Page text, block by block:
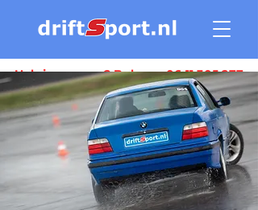
Heb je vragen ? Bel ons:06 11 305 277